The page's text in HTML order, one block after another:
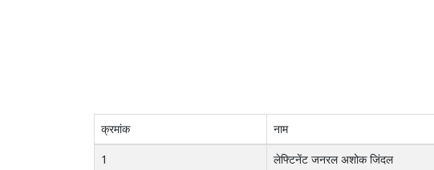
क्रमांक नाम
1
लेफ्टिनेंट जनरल अशोक जिंदल